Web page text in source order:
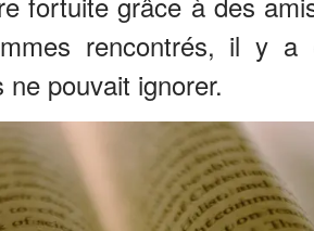
rencontrés, il y a
pouvait ignorer.